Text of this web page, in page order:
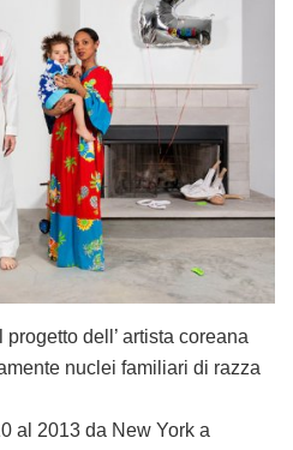
dell’ artista coreana
nuclei familiari di razza
al 2013 da New York a